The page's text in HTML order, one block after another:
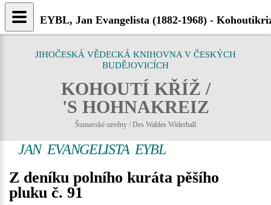
JIHOČESKÁ VĚDECKÁ KNIHOVNA V ČESKÝCH
BUDĚJOVICÍCH
KOHOUTÍ KŘÍŽ /
'S HOHNAKREIZ
Šumavské ozvěny / Des Waldes Widerhall
JAN EVANGELISTA EYBL
Z deníku polního kuráta pěšího
pluku č. 91
EYBL, Jan Evangelista (1882-1968) -